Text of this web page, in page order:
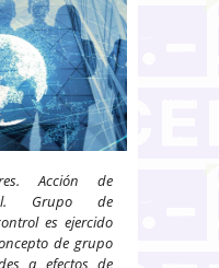
Acción de
Grupo de
es ejercido
de grupo
a efectos de